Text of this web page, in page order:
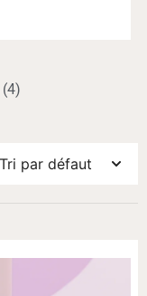
(4)